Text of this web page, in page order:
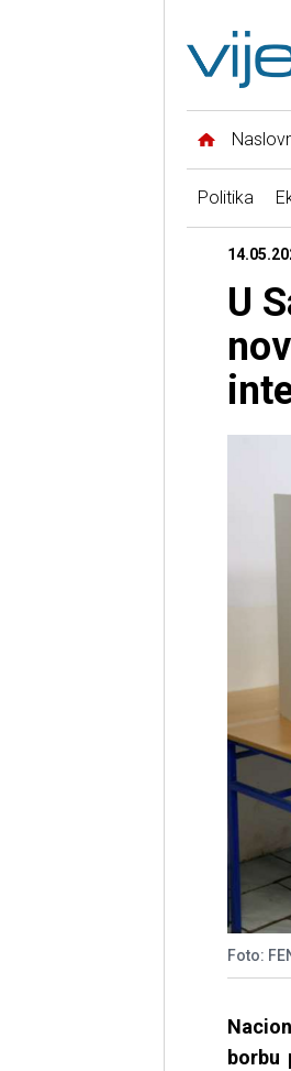
Politika
U
Foto:
borbu